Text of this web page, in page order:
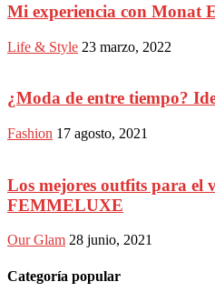
Mi experiencia con Monat
Life & Style 23 marzo, 2022
¿Moda de entre tiempo?
Fashion 17 agosto, 2021
Los mejores outfits para el
FEMMELUXE
Our Glam 28 junio, 2021
Categoría popular